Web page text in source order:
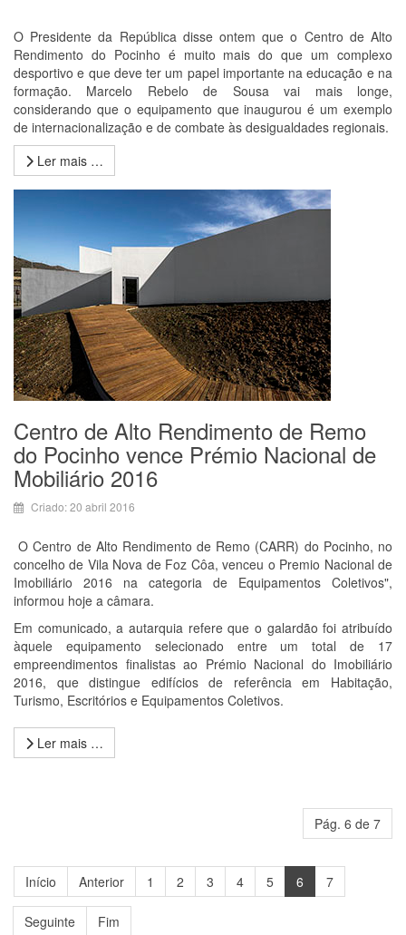
O Presidente da República disse ontem que o Centro de Alto
Rendimento do Pocinho é muito mais do que um complexo
desportivo e que deve ter um papel importante na educação e na
formação. Marcelo Rebelo de Sousa vai mais longe,
considerando que o equipamento que inaugurou é um exemplo
de internacionalização e de combate às desigualdades regionais.
Ler mais …
Centro de Alto Rendimento de Remo
do Pocinho vence Prémio Nacional de
Mobiliário 2016
Criado: 20 abril 2016
O Centro de Alto Rendimento de Remo (CARR) do Pocinho, no
concelho de Vila Nova de Foz Côa, venceu o Premio Nacional de
Imobiliário 2016 na categoria de Equipamentos Coletivos",
informou hoje a câmara.
Em comunicado, a autarquia refere que o galardão foi atribuído
àquele equipamento selecionado entre um total de 17
empreendimentos finalistas ao Prémio Nacional do Imobiliário
2016, que distingue edifícios de referência em Habitação,
Turismo, Escritórios e Equipamentos Coletivos.
Ler mais …
Pág. 6 de 7
Início Anterior 1 2 3 4 5 6 7
Seguinte Fim